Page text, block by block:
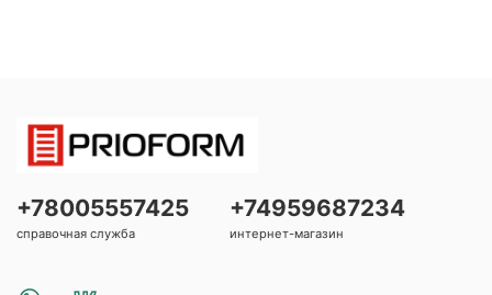
+78005557425
справочная служба
+74959687234
интернет-магазин